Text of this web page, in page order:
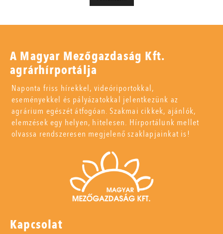
A Magyar Mezőgazdaság Kft.
agrárhírportálja
Naponta friss hírekkel, videóriportokkal,
eseményekkel és pályázatokkal jelentkezünk az
agrárium egészét átfogóan. Szakmai cikkek, ajánlók,
elemzések egy helyen, hitelesen. Hírportálunk mellet
olvassa rendszeresen megjelenő szaklapjainkat is!
Kapcsolat